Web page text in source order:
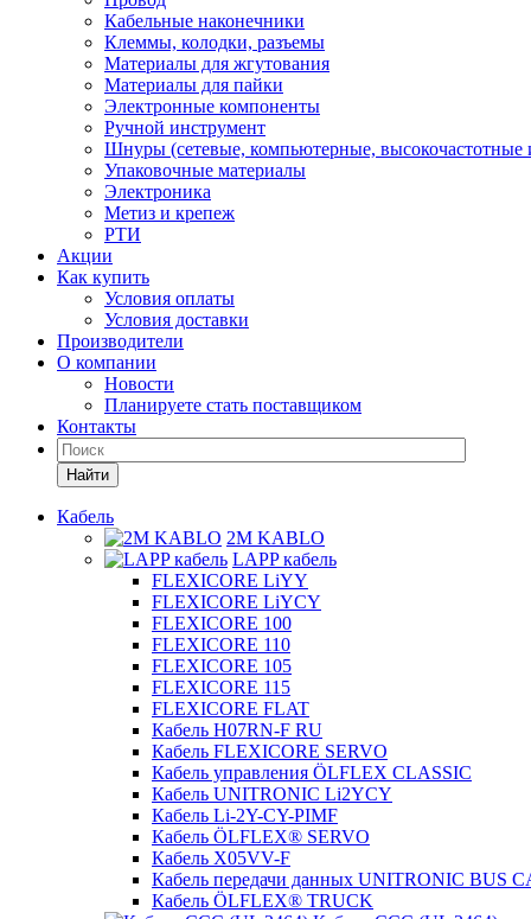
Кабельные наконечники
Клеммы, колодки, разъемы
Материалы для жгутования
Материалы для пайки
Электронные компоненты
Ручной инструмент
Шнуры (сетевые, компьютерные, высокочастотные
Упаковочные материалы
Электроника
Метиз и крепеж
РТИ
Акции
Как купить
Условия оплаты
Условия доставки
Производители
О компании
Новости
Планируете стать поставщиком
Контакты
Найти
Кабель
2M KABLO
LAPP кабель
FLEXICORE LiYY
FLEXICORE LiYCY
FLEXICORE 100
FLEXICORE 110
FLEXICORE 105
FLEXICORE 115
FLEXICORE FLAT
Кабель H07RN-F RU
Кабель FLEXICORE SERVO
Кабель управления ÖLFLEX CLASSIC
Кабель UNITRONIC Li2YCY
Кабель Li-2Y-CY-PIMF
Кабель ÖLFLEX® SERVO
Кабель X05VV-F
Кабель передачи данных UNITRONIC BUS
Кабель ÖLFLEX® TRUCK